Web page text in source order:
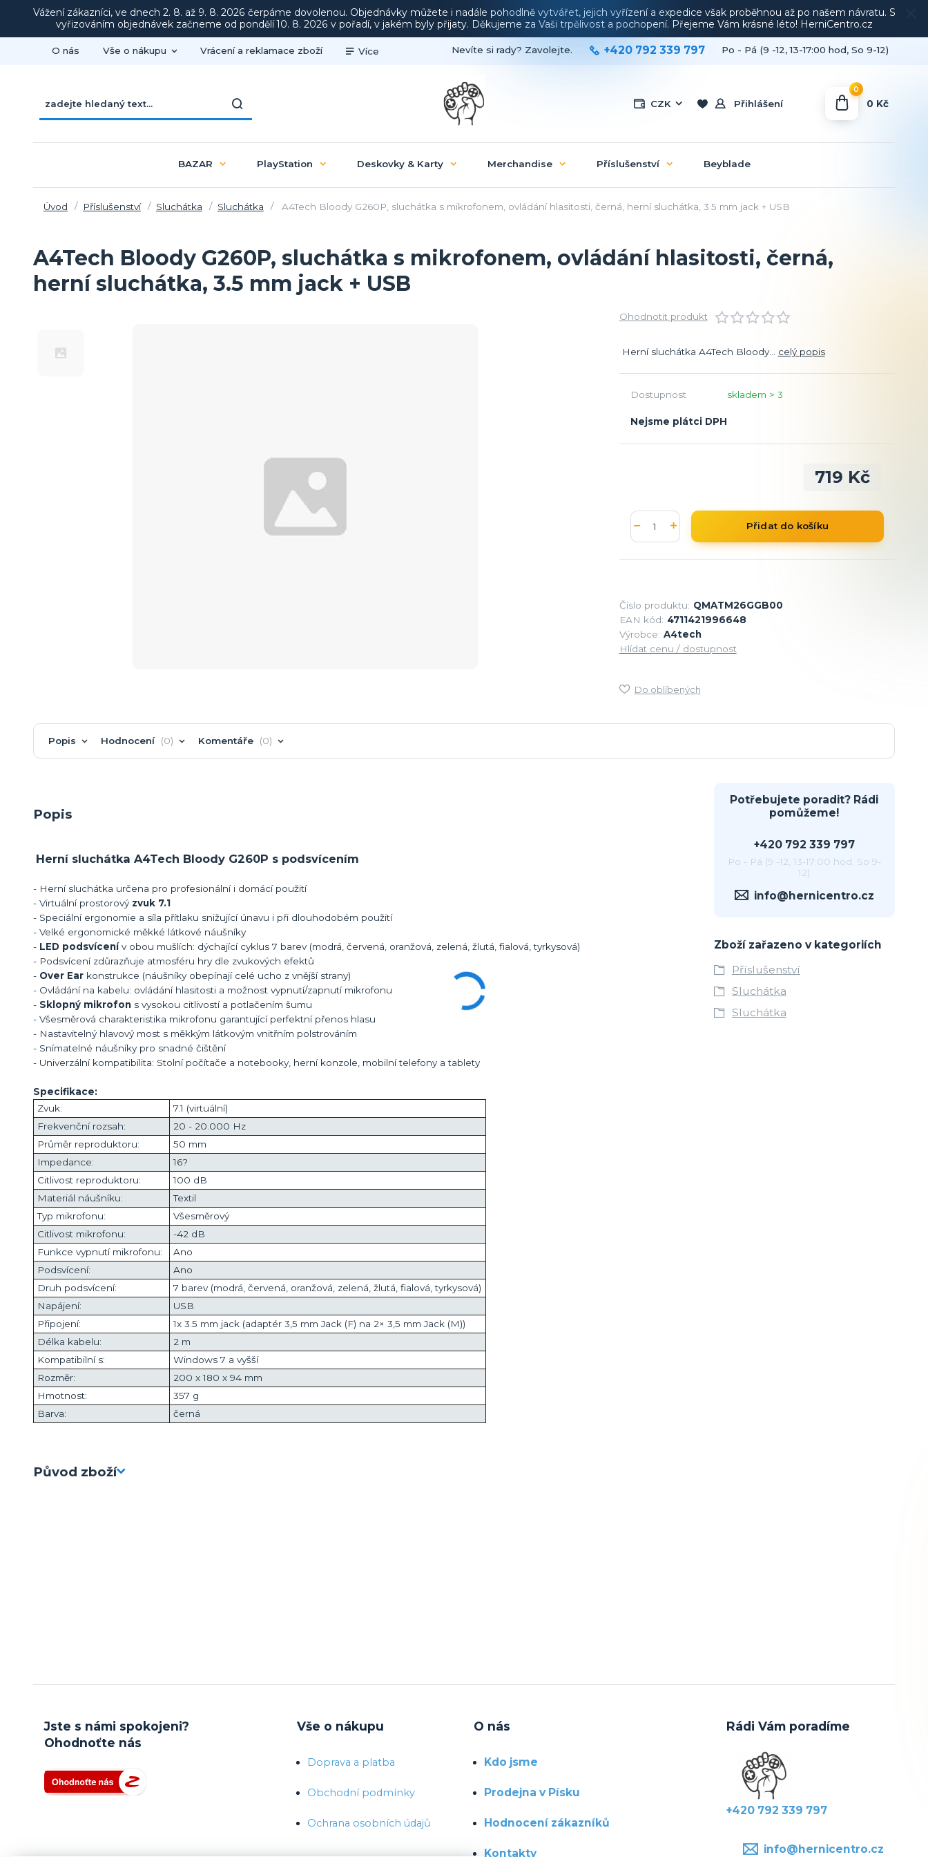
Vážení zákazníci, ve dnech 2. 8. až 9. 8. 2026 čerpáme dovolenou. Objednávky můžete i nadále pohodlně vytvářet, jejich vyřízení a expedice však proběhnou až po našem návratu. S
vyřizováním objednávek začneme od pondělí 10. 8. 2026 v pořadí, v jakém byly přijaty. Děkujeme za Vaši trpělivost a pochopení. Přejeme Vám krásné léto! HerniCentro.cz
O nás Vše o nákupu Vrácení a reklamace zboží Více
CZK Přihlášení
Nevíte si rady? Zavolejte. +420 792 339 797 Po - Pá (9 -12, 13-17:00 hod, So 9-12)
0
0 Kč
BAZAR PlayStation Deskovky & Karty Merchandise Příslušenství Beyblade
Úvod Příslušenství Sluchátka Sluchátka A4Tech Bloody G260P, sluchátka s mikrofonem, ovládání hlasitosti, černá, herní sluchátka, 3.5 mm jack + USB
A4Tech Bloody G260P, sluchátka s mikrofonem, ovládání hlasitosti, černá,
herní sluchátka, 3.5 mm jack + USB
Ohodnotit produkt
Herní sluchátka A4Tech Bloody... celý popis
Dostupnost skladem > 3
Nejsme plátci DPH
719 Kč
Přidat do košíku
Číslo produktu: QMATM26GGB00
EAN kód: 4711421996648
Výrobce: A4tech
Hlídat cenu / dostupnost
Do oblíbených
Popis Hodnocení 0 Komentáře 0
Popis
Herní sluchátka A4Tech Bloody G260P s podsvícením
- Herní sluchátka určena pro profesionální i domácí použití
- Virtuální prostorový zvuk 7.1
- Speciální ergonomie a síla přítlaku snižující únavu i při dlouhodobém použití
- Velké ergonomické měkké látkové náušníky
- LED podsvícenív obou mušlích: dýchající cyklus 7 barev (modrá, červená, oranžová, zelená, žlutá, fialová, tyrkysová)
- Podsvícení zdůrazňuje atmosféru hry dle zvukových efektů
- Over Ear konstrukce (náušníky obepínají celé ucho z vnější strany)
- Ovládání na kabelu: ovládání hlasitosti a možnost vypnutí/zapnutí mikrofonu
- Sklopný mikrofon s vysokou citlivostí a potlačením šumu
- Všesměrová charakteristika mikrofonu garantující perfektní přenos hlasu
- Nastavitelný hlavový most s měkkým látkovým vnitřním polstrováním
- Snímatelné náušníky pro snadné čištění
- Univerzální kompatibilita: Stolní počítače a notebooky, herní konzole, mobilní telefony a tablety
Specifikace:
Zvuk:
7.1 (virtuální)
Frekvenční rozsah:
20 - 20.000 Hz
Průměr reproduktoru:
50 mm
Impedance:
16?
Citlivost reproduktoru:
100 dB
Materiál náušníku:
Textil
Typ mikrofonu:
Všesměrový
Citlivost mikrofonu:
-42 dB
Funkce vypnutí mikrofonu:
Ano
Podsvícení:
Ano
Druh podsvícení:
7 barev (modrá, červená, oranžová, zelená, žlutá, fialová, tyrkysová)
Napájení:
USB
Připojení:
1x 3.5 mm jack (adaptér 3,5 mm Jack (F) na 2× 3,5 mm Jack (M))
Délka kabelu:
2 m
Kompatibilní s:
Windows 7 a vyšší
Rozměr:
200 x 180 x 94 mm
Hmotnost:
357 g
Barva:
černá
Původ zboží
Potřebujete poradit? Rádi
pomůžeme!
+420 792 339 797
Po - Pá (9 -12, 13-17:00 hod, So 9-
12)
info@hernicentro.cz
Zboží zařazeno v kategoriích
Příslušenství
Sluchátka
Sluchátka
Jste s námi spokojeni?
Ohodnoťte nás
Vše o nákupu
Doprava a platba
Obchodní podmínky
Ochrana osobních údajů
O nás
Kdo jsme
Prodejna v Písku
Hodnocení zákazníků
Kontakty
Rádi Vám poradíme
+420 792 339 797
info@hernicentro.cz